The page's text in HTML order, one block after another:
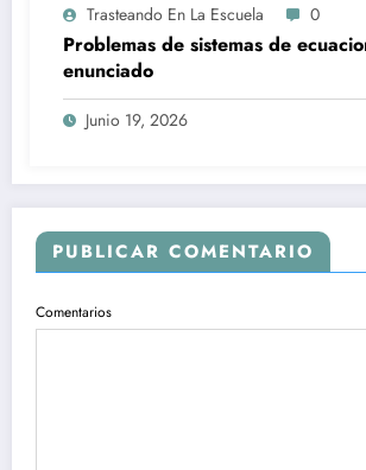
Trasteando En La Escuela 0
Problemas de sistemas de
enunciado
Junio 19, 2026
PUBLICAR COMENTARIO
Comentarios